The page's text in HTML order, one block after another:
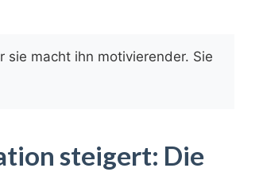
macht ihn motivierender. Sie
steigert: Die